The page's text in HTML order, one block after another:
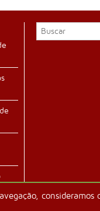
consideramos